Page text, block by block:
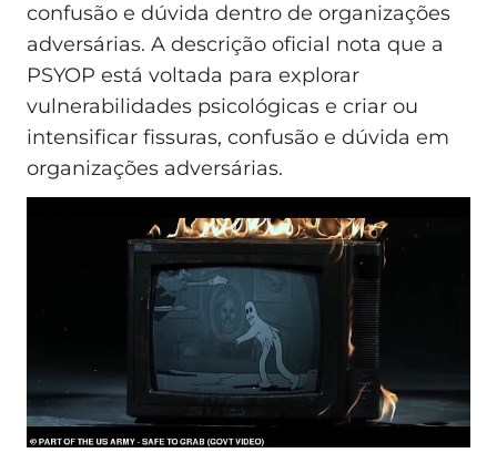
confusão e dúvida dentro de organizações
adversárias. A descrição oficial nota que a
PSYOP está voltada para explorar
vulnerabilidades psicológicas e criar ou
intensificar fissuras, confusão e dúvida em
organizações adversárias.